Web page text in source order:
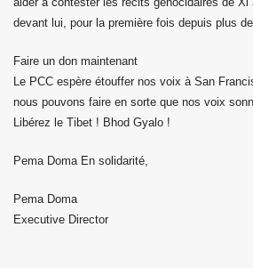
devant lui, pour la première fois depuis plus
Faire un don maintenant
Le PCC espère étouffer nos voix à San
nous pouvons faire en sorte que nos voix
Libérez le Tibet ! Bhod Gyalo !
Pema Doma En solidarité,
Pema Doma
Executive Director